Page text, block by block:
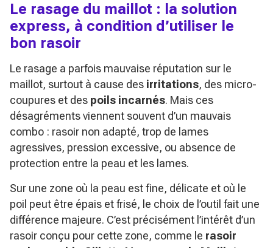
Le rasage du maillot : la solution
express, à condition d’utiliser le
bon rasoir
Le rasage a parfois mauvaise réputation sur le
maillot, surtout à cause des irritations, des micro-
coupures et des poils incarnés. Mais ces
désagréments viennent souvent d’un mauvais
combo : rasoir non adapté, trop de lames
agressives, pression excessive, ou absence de
protection entre la peau et les lames.
Sur une zone où la peau est fine, délicate et où le
poil peut être épais et frisé, le choix de l’outil fait une
différence majeure. C’est précisément l’intérêt d’un
rasoir conçu pour cette zone, comme le rasoir